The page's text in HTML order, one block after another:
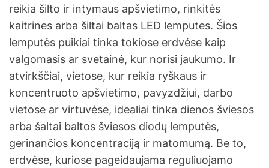
reikia šilto ir intymaus apšvietimo, rinkitės
kaitrines arba šiltai baltas LED lemputes. Šios
lemputės puikiai tinka tokiose erdvėse kaip
valgomasis ar svetainė, kur norisi jaukumo. Ir
atvirkščiai, vietose, kur reikia ryškaus ir
koncentruoto apšvietimo, pavyzdžiui, darbo
vietose ar virtuvėse, idealiai tinka dienos šviesos
arba šaltai baltos šviesos diodų lemputės,
gerinančios koncentraciją ir matomumą. Be to,
erdvėse, kuriose pageidaujama reguliuojamo